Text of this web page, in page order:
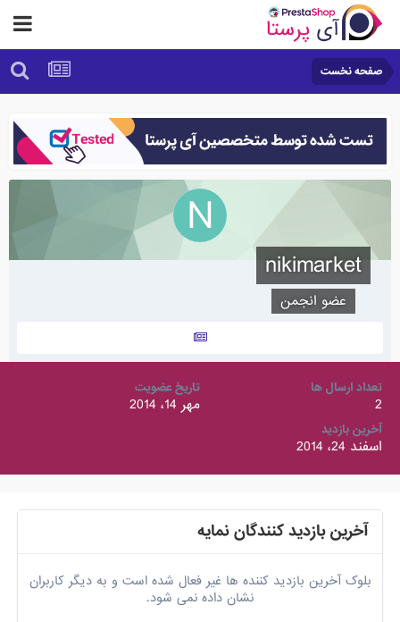
صفحه نخست
nikimarket
عضو انجمن
تعداد ارسال ها
2
تاریخ عضویت
مهر 14، 2014
آخرین بازدید
اسفند 24، 2014
آخرین بازدید کنندگان نمایه
بلوک آخرین بازدید کننده ها غیر فعال شده است و به دیگر کاربران
نشان داده نمی شود.